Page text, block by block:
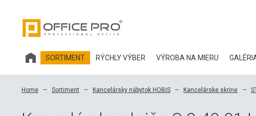
SORTIMENT RÝCHLY VÝBER VÝROBA NA MIERU
Home Sortiment Kancelársky nábytok HOBIS Kancelárske skrine